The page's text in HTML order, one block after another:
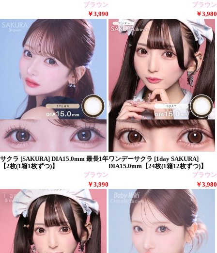
ブラウン
￥3,990
ブラウン
￥3,980
サクラ [SAKURA] DIA15.0mm 最長1年
【2枚(1箱1枚ずつ)】
ブラウン
￥3,990
ワンデーサクラ [1day SAKURA]
DIA15.0mm【24枚(1箱12枚ずつ)】
ブラウン
￥3,980